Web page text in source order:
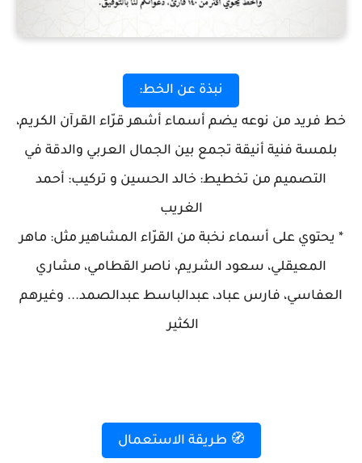
نبذة عن الخط:
خط فريد من نوعه يضم أسماء أشهر قرّاء القرآن الكريم،
بلمسة فنية أنيقة تجمع بين الجمال العربي والدقة في
التصميم من تخطيط: خالد الحسين و تركيب: أحمد
الغريب
* يحتوي على أسماء نخبة من القرّاء المشاهير مثل: ماهر
المعيقلي، سعود الشريم، ناصر القطامي، مشاري
العفاسي، فارس عباد، عبدالباسط عبدالصمد... وغيرهم
الكثير
🧭 طريقة الاستعمال